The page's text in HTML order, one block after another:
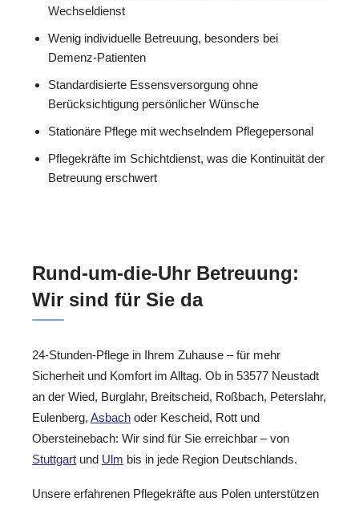
Wechseldienst
Wenig individuelle Betreuung, besonders bei
Demenz-Patienten
Standardisierte Essensversorgung ohne
Berücksichtigung persönlicher Wünsche
Stationäre Pflege mit wechselndem Pflegepersonal
Pflegekräfte im Schichtdienst, was die Kontinuität der
Betreuung erschwert
Rund-um-die-Uhr Betreuung:
Wir sind für Sie da
24-Stunden-Pflege in Ihrem Zuhause – für mehr
Sicherheit und Komfort im Alltag. Ob in 53577 Neustadt
an der Wied, Burglahr, Breitscheid, Roßbach, Peterslahr,
Eulenberg, Asbach oder Kescheid, Rott und
Obersteinebach: Wir sind für Sie erreichbar – von
Stuttgart und Ulm bis in jede Region Deutschlands.
Unsere erfahrenen Pflegekräfte aus Polen unterstützen